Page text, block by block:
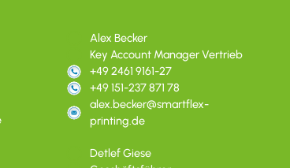
Alex Becker
Key Account Manager Vertrieb
+49 2461 9161-27
+49 151-237 871 78
alex.becker@smartflex-
printing.de
Detlef Giese